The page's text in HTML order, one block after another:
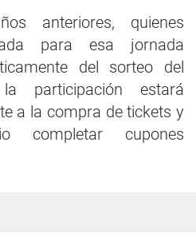
anteriores, quienes
para esa jornada
del sorteo del
participación estará
a la compra de tickets y
completar cupones